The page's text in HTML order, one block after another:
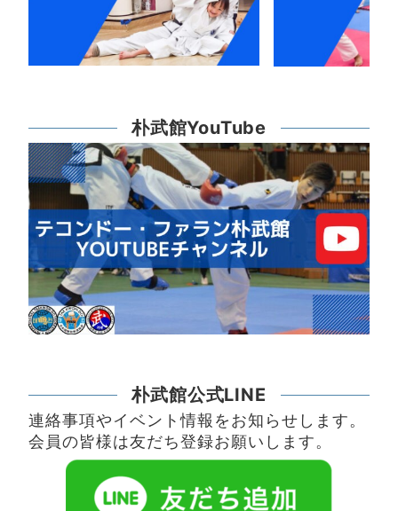
朴武館YouTube
朴武館公式LINE
連絡事項やイベント情報をお知らせします。
会員の皆様は友だち登録お願いします。